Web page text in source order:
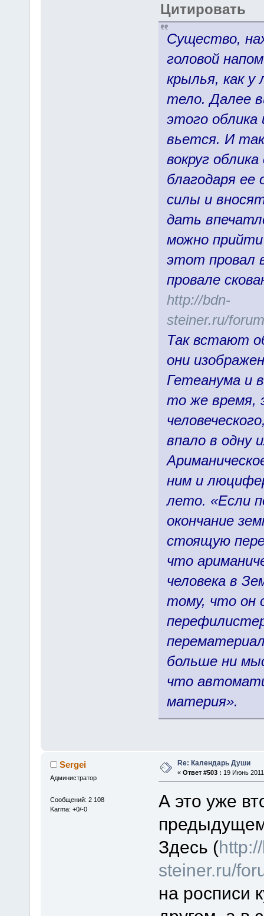
Цитировать
Существо,
головой
крылья, как у
тело. Далее
этого облика
вьется. И
вокруг
благодаря ее
силы и
дать
можно
этот провал
провале
http://bdn-
steiner.ru/
Так встают
они
Гетеанума и
то же время,
впало в одну
ним и
лето. «Если
окончание
стоящую
что
человека в
тому, что он
больше ни
что
материя».
Sergei
Администратор
Сообщений: 2 108
Karma: +0/-0
Re: Календарь Души
« Ответ #503 : 19 Июнь
А это уже
Здесь (
steiner.ru/
на росписи